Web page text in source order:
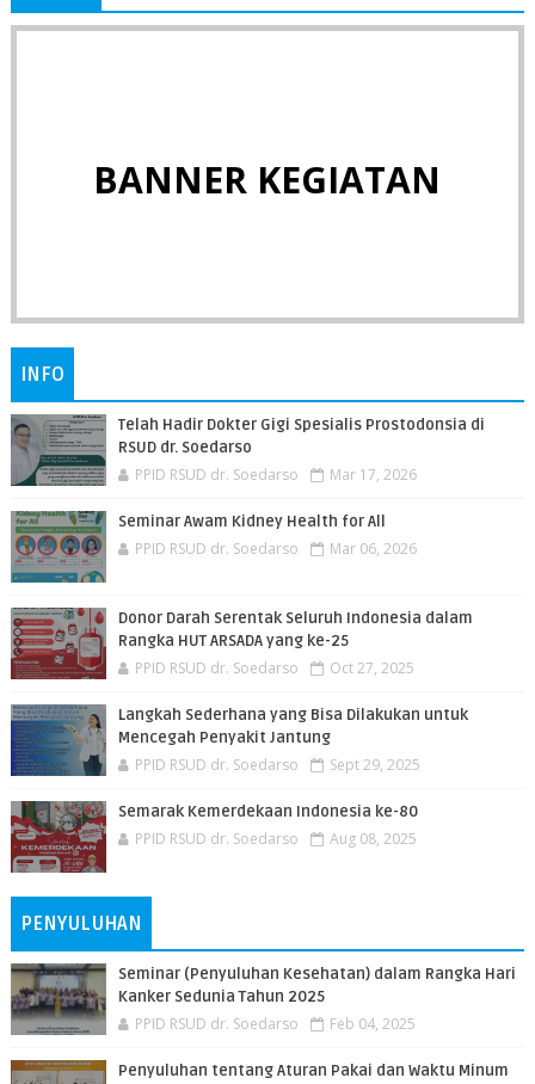
BANNER KEGIATAN
INFO
Telah Hadir Dokter Gigi Spesialis Prostodonsia di
RSUD dr. Soedarso
PPID RSUD dr. Soedarso Mar 17, 2026
Seminar Awam Kidney Health for All
PPID RSUD dr. Soedarso Mar 06, 2026
Donor Darah Serentak Seluruh Indonesia dalam
Rangka HUT ARSADA yang ke-25
PPID RSUD dr. Soedarso Oct 27, 2025
Langkah Sederhana yang Bisa Dilakukan untuk
Mencegah Penyakit Jantung
PPID RSUD dr. Soedarso Sept 29, 2025
Semarak Kemerdekaan Indonesia ke-80
PPID RSUD dr. Soedarso Aug 08, 2025
PENYULUHAN
Seminar (Penyuluhan Kesehatan) dalam Rangka Hari
Kanker Sedunia Tahun 2025
PPID RSUD dr. Soedarso Feb 04, 2025
Penyuluhan tentang Aturan Pakai dan Waktu Minum